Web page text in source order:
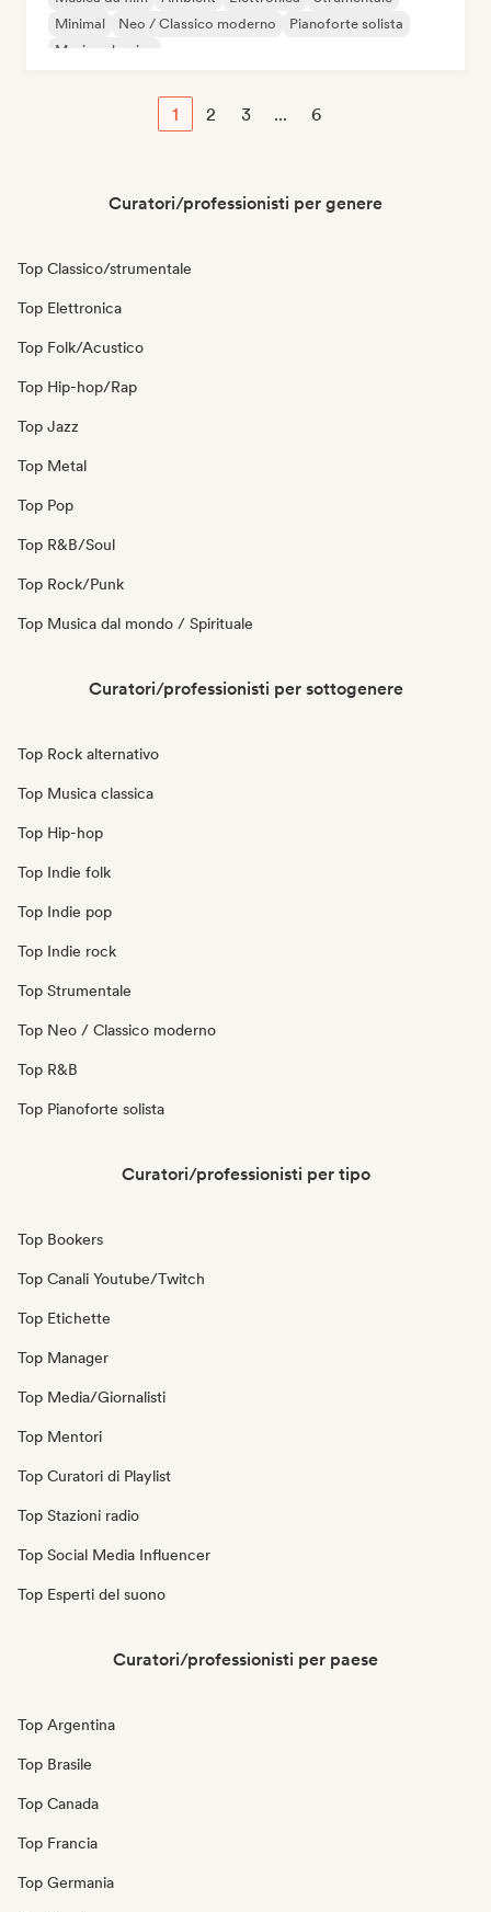
Minimal
Neo / Classico moderno
Pianoforte solista
Musica classica
1 2 3 ... 6
Curatori/professionisti per genere
Top Classico/strumentale
Top Elettronica
Top Folk/Acustico
Top Hip-hop/Rap
Top Jazz
Top Metal
Top Pop
Top R&B/Soul
Top Rock/Punk
Top Musica dal mondo / Spirituale
Curatori/professionisti per sottogenere
Top Rock alternativo
Top Musica classica
Top Hip-hop
Top Indie folk
Top Indie pop
Top Indie rock
Top Strumentale
Top Neo / Classico moderno
Top R&B
Top Pianoforte solista
Curatori/professionisti per tipo
Top Bookers
Top Canali Youtube/Twitch
Top Etichette
Top Manager
Top Media/Giornalisti
Top Mentori
Top Curatori di Playlist
Top Stazioni radio
Top Social Media Influencer
Top Esperti del suono
Curatori/professionisti per paese
Top Argentina
Top Brasile
Top Canada
Top Francia
Top Germania